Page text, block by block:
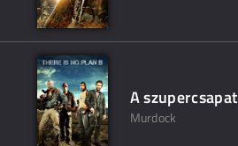
A szupercsapat
Murdock